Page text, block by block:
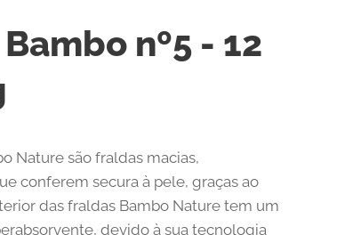
nº5 - 12
Nature são fraldas macias,
conferem secura à pele, graças ao
das fraldas Bambo Nature tem um
devido à sua tecnologia